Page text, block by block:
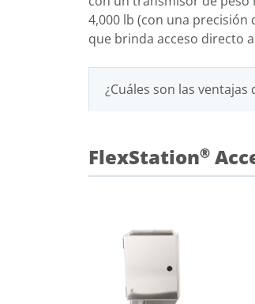
4,000 lb (con una precisión
que brinda acceso directo
¿Cuáles son las
FlexStation®